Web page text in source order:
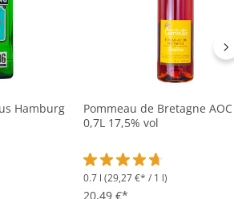
Hamburg
von 4.9 von 5 Sternen
Pommeau de Bretagne AOC -
0,7L 17,5% vol
Durchschnittliche
0.7 l (29,27 €* / 1 l)
20,49 €*